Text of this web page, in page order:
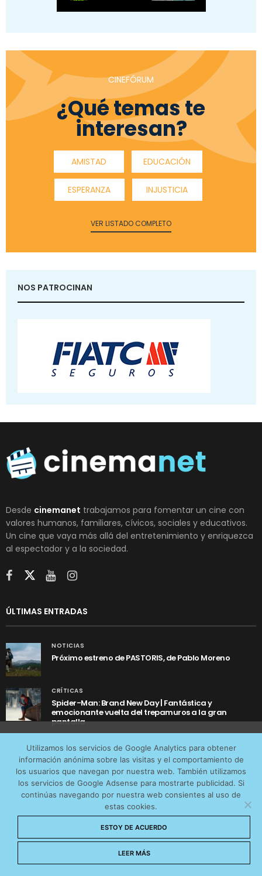
CINEFÓRUM
¿Qué temas te
interesan?
AMISTAD EDUCACIÓN
ESPERANZA INJUSTICIA
VER LISTADO COMPLETO
NOS PATROCINAN
Desde cinemanet trabajamos para fomentar un cine con
valores humanos, familiares, cívicos, sociales y educativos.
Un cine que vaya más allá del entretenimiento y enriquezca
al espectador y a la sociedad.
ÚLTIMAS ENTRADAS
NOTICIAS
Próximo estreno de PASTORIS, de Pablo Moreno
CRÍTICAS
Spider-Man: Brand New Day | Fantástica y
emocionante vuelta del trepamuros a la gran
pantalla
NOTICIAS
Tráiler de ‘Yo soy Rocky’, la sorprendente historia real
detrás de cómo Stallone se convirtió en Rocky
POLÍTICA DE PRIVACIDAD
Utilizamos los servicios de Google Analytics para obtener
información anónima sobre las visitas y el comportamiento de
los usuarios que navegan por nuestra web. También utilizamos
los servicios de Google Adsense para mostrarte publicidad. Si
continúas navegando por nuestra web consientes al uso de
estas cookies.
ESTOY DE ACUERDO
LEER MÁS
tráfico web que recibimos y conocer los servicios que
más os interesan. Puede cambiar las preferencias y
obtener más información sobre las cookies que
utilizamos en nuestra Política de cookies
Aceptar cookies
No permitir cookies